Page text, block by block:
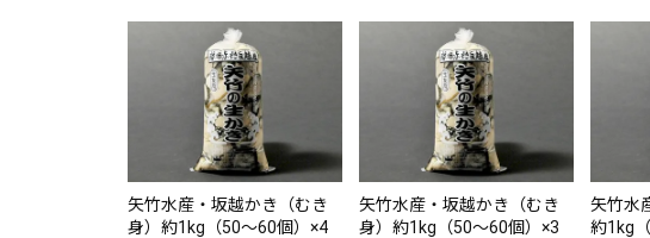
矢竹水産・坂越かき（むき
身）約1kg（50～60個）×4
矢竹水産・坂越かき（むき
身）約1kg（50～60個）×3
矢竹水
約1kg